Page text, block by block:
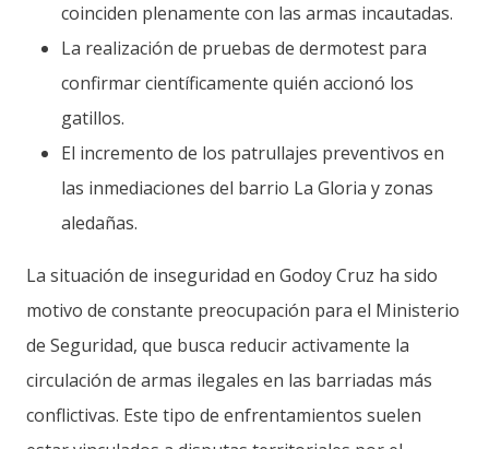
coinciden plenamente con las armas incautadas.
La realización de pruebas de dermotest para
confirmar científicamente quién accionó los
gatillos.
El incremento de los patrullajes preventivos en
las inmediaciones del barrio La Gloria y zonas
aledañas.
La situación de inseguridad en Godoy Cruz ha sido
motivo de constante preocupación para el Ministerio
de Seguridad, que busca reducir activamente la
circulación de armas ilegales en las barriadas más
conflictivas. Este tipo de enfrentamientos suelen